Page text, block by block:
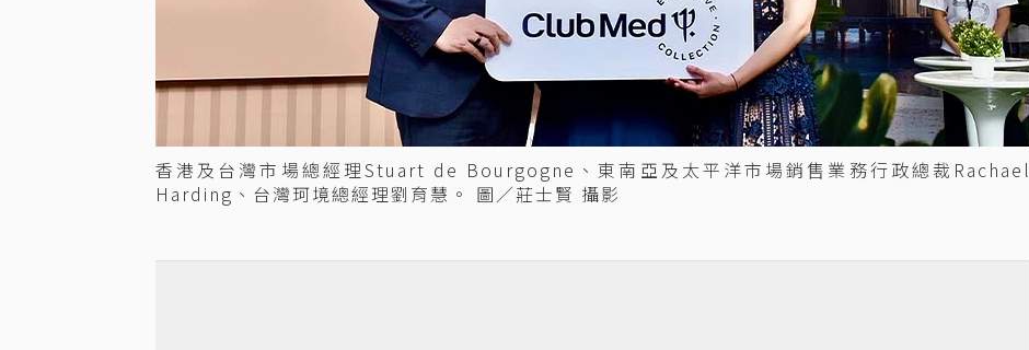
香港及台灣市場總經理Stuart de Bourgogne、東南亞及太平洋市場銷售業務行政總裁Rachael
Harding、台灣珂境總經理劉育慧。 圖／莊士賢 攝影